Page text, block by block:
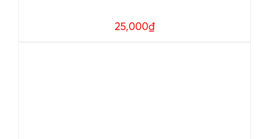
25,000₫